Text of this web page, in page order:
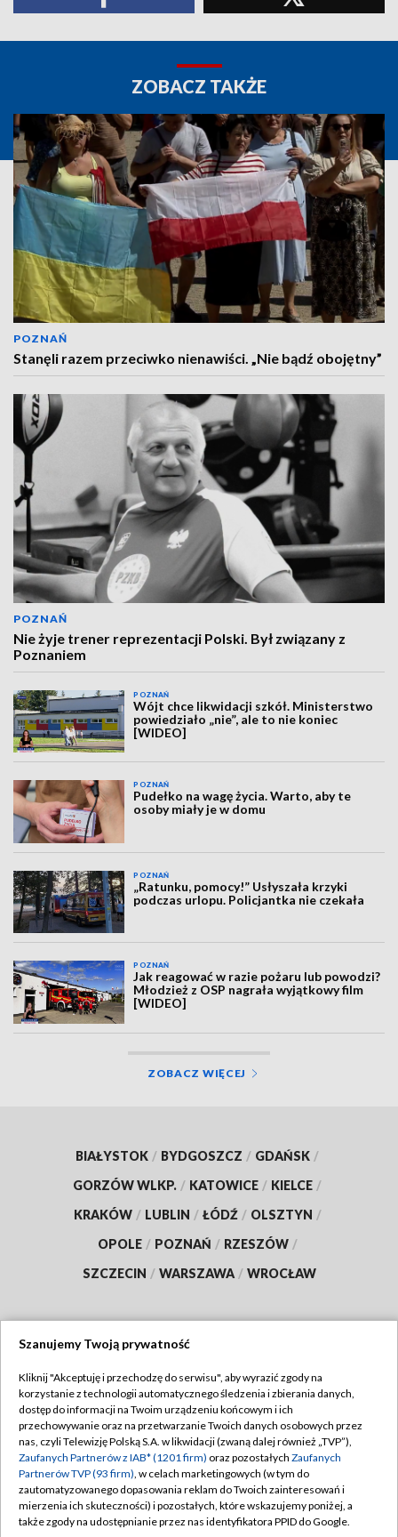
ZOBACZ TAKŻE
POZNAŃ
Stanęli razem przeciwko nienawiści. „Nie bądź obojętny”
POZNAŃ
Nie żyje trener reprezentacji Polski. Był związany z
Poznaniem
POZNAŃ
Wójt chce likwidacji szkół. Ministerstwo
powiedziało „nie”, ale to nie koniec
[WIDEO]
POZNAŃ
Pudełko na wagę życia. Warto, aby te
osoby miały je w domu
POZNAŃ
„Ratunku, pomocy!” Usłyszała krzyki
podczas urlopu. Policjantka nie czekała
POZNAŃ
Jak reagować w razie pożaru lub powodzi?
Młodzież z OSP nagrała wyjątkowy film
[WIDEO]
ZOBACZ WIĘCEJ
BIAŁYSTOK / BYDGOSZCZ / GDAŃSK /
GORZÓW WLKP. / KATOWICE / KIELCE /
KRAKÓW / LUBLIN / ŁÓDŹ / OLSZTYN /
OPOLE / POZNAŃ / RZESZÓW /
SZCZECIN / WARSZAWA / WROCŁAW
TVP
Abonament TVP
Emisja w TVP
Centrum informacji TVP
Naziemna Telewizja Cyfrowa
Regulamin TVP
Polityka prywatności
Moje zgody
Pomoc
Szanujemy Twoją prywatność
Kliknij "Akceptuję i przechodzę do serwisu", aby wyrazić zgody na
korzystanie z technologii automatycznego śledzenia i zbierania danych,
dostęp do informacji na Twoim urządzeniu końcowym i ich
przechowywanie oraz na przetwarzanie Twoich danych osobowych przez
nas, czyli Telewizję Polską S.A. w likwidacji (zwaną dalej również „TVP”),
Zaufanych Partnerów z IAB* (1201 firm) oraz pozostałych Zaufanych
Partnerów TVP (93 firm), w celach marketingowych (w tym do
zautomatyzowanego dopasowania reklam do Twoich zainteresowań i
mierzenia ich skuteczności) i pozostałych, które wskazujemy poniżej, a
także zgody na udostępnianie przez nas identyfikatora PPID do Google.